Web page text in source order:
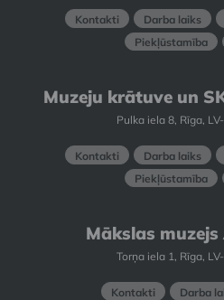
Kontakti Darba laiks
Piekļūstamība
Muzeju krātuve un
Pulka iela 8, Rīga,
Kontakti Darba laiks
Piekļūstamība
Mākslas muzejs
Torņa iela 1, Rīga,
Kontakti Darba